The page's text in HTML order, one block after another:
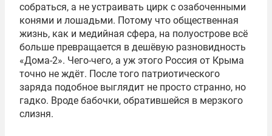
собраться, а не устраивать цирк с озабоченными
конями и лошадьми. Потому что общественная
жизнь, как и медийная сфера, на полуострове всё
больше превращается в дешёвую разновидность
«Дома-2». Чего-чего, а уж этого Россия от Крыма
точно не ждёт. После того патриотического
заряда подобное выглядит не просто странно, но
гадко. Вроде бабочки, обратившейся в мерзкого
слизня.